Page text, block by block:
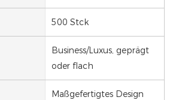
500 Stck
Business/Luxus, geprägt
oder flach
Maßgefertigtes Design